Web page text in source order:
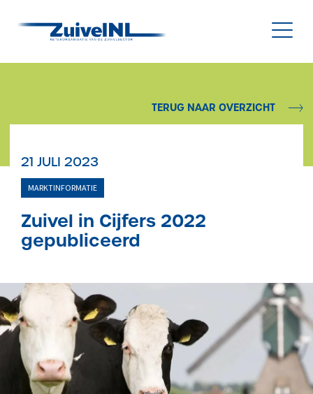
Duurzaamheid
Diergezondheid
Onderzoek & Innovatie
Gegevensbeheer & Verstrekking
Marktinformatie
Thema’s & Over ZuivelNL
TERUG NAAR OVERZICHT
21 JULI 2023
MARKTINFORMATIE
Zuivel in Cijfers 2022
gepubliceerd